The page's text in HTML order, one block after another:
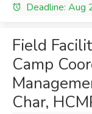
Deadline: Aug
Field
Camp
Char,